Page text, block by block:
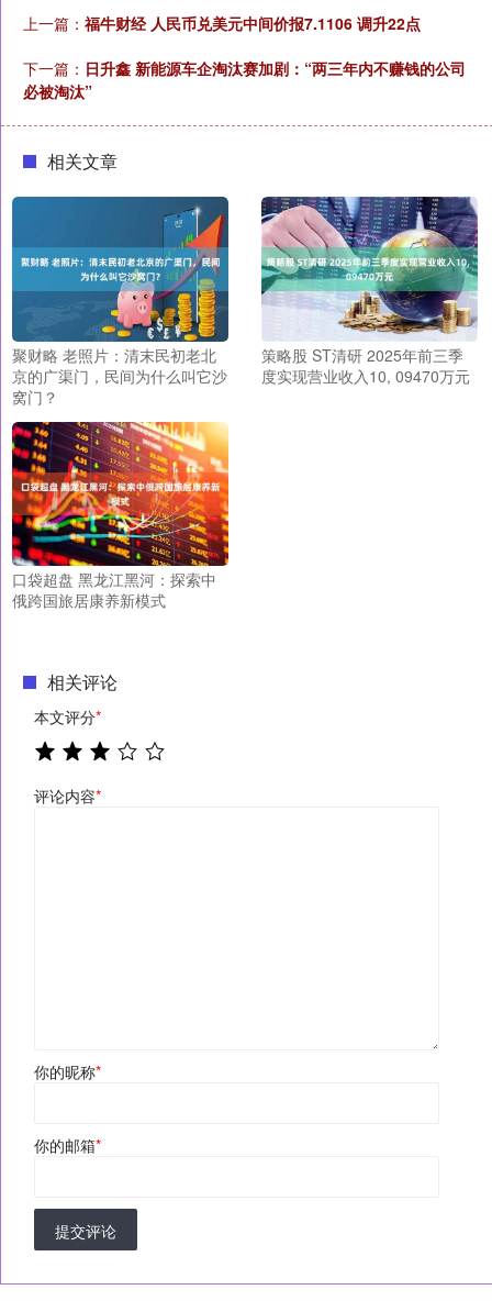
上一篇： 福牛财经 人民币兑美元中间价报7.1106 调升22点
下一篇： 日升鑫 新能源车企淘汰赛加剧：“两三年内不赚钱的公司
必被淘汰”
相关文章
聚财略 老照片：清末民初老北
京的广渠门，民间为什么叫它沙
窝门？
策略股 ST清研 2025年前三季
度实现营业收入10, 09470万元
口袋超盘 黑龙江黑河：探索中
俄跨国旅居康养新模式
相关评论
本文评分*
评论内容*
你的昵称*
你的邮箱*
提交评论